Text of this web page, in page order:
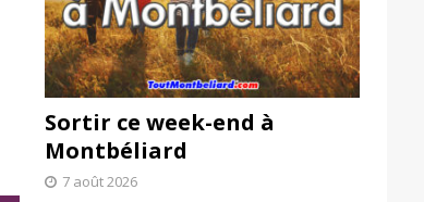
Sortir ce week-end à
Montbéliard
7 août 2026